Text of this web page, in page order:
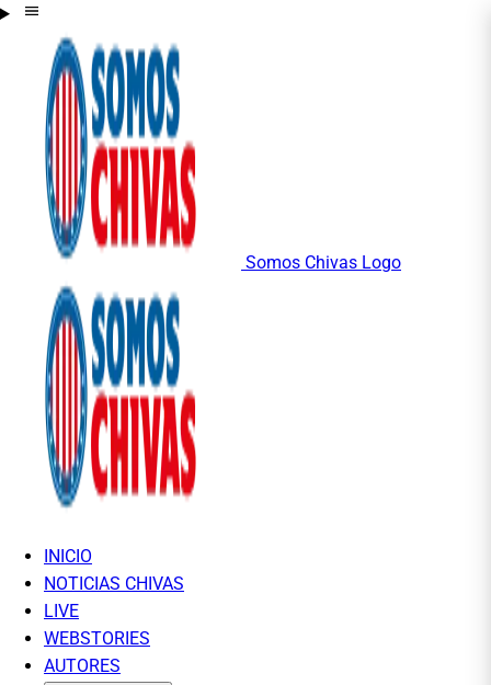
Somos Chivas Logo
INICIO
NOTICIAS CHIVAS
LIVE
WEBSTORIES
AUTORES